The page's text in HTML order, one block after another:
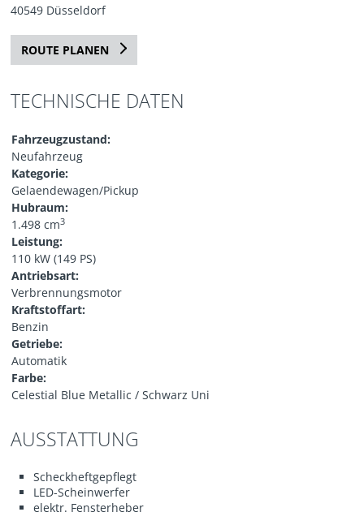
40549 Düsseldorf
ROUTE PLANEN
TECHNISCHE DATEN
Fahrzeugzustand:
Neufahrzeug
Kategorie:
Gelaendewagen/Pickup
Hubraum:
1.498 cm3
Leistung:
110 kW (149 PS)
Antriebsart:
Verbrennungsmotor
Kraftstoffart:
Benzin
Getriebe:
Automatik
Farbe:
Celestial Blue Metallic / Schwarz Uni
AUSSTATTUNG
Scheckheftgepflegt
LED-Scheinwerfer
elektr. Fensterheber